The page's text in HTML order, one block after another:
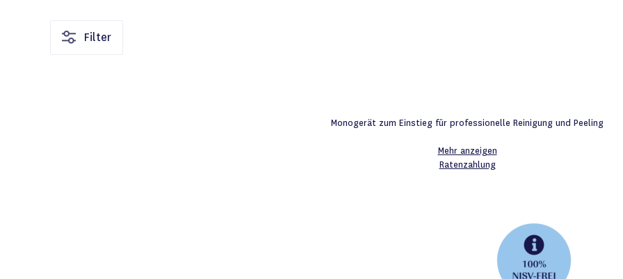
Filter
Monogerät zum Einstieg für professionelle Reinigung und Peeling
Mehr anzeigen
Ratenzahlung